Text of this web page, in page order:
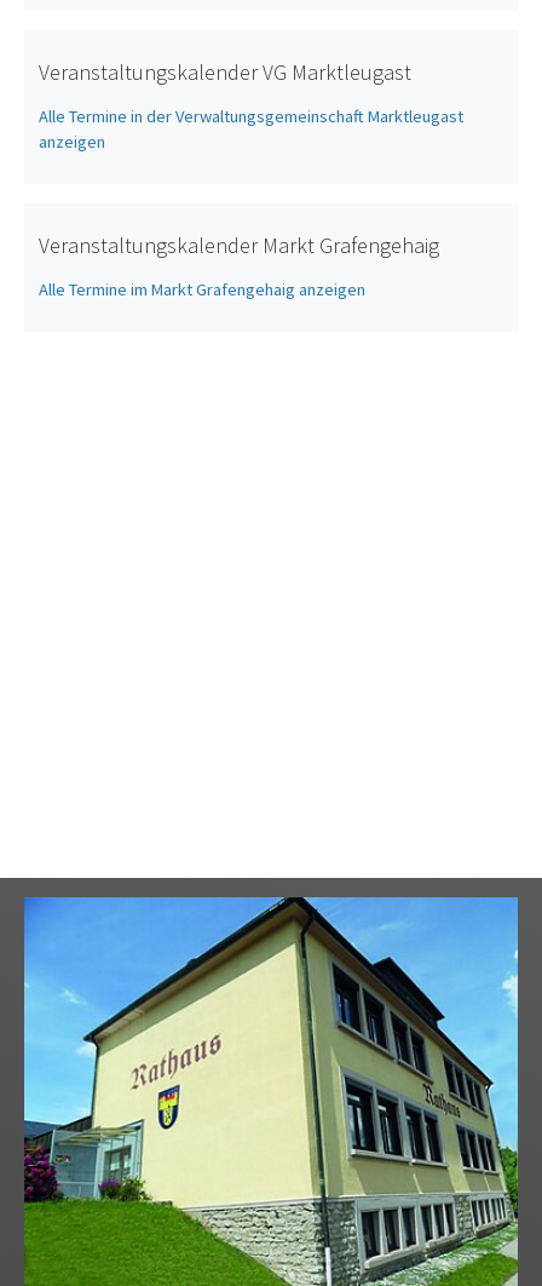
Veranstaltungskalender VG Marktleugast
Alle Termine in der Verwaltungsgemeinschaft Marktleugast
anzeigen
Veranstaltungskalender Markt Grafengehaig
Alle Termine im Markt Grafengehaig anzeigen